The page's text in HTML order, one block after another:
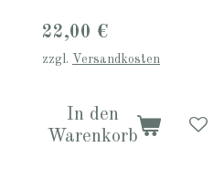
22,00 €
zzgl. Versandkosten
In den
Warenkorb